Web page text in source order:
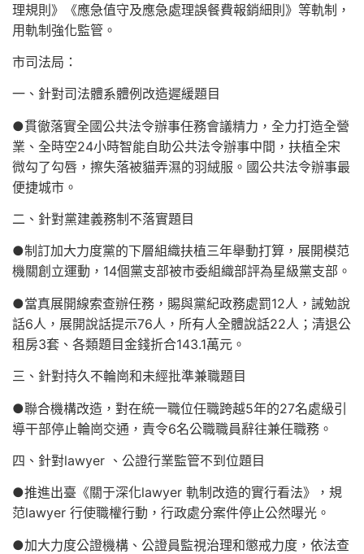
理規則》《應急值守及應急處理誤餐費報銷細則》等軌制，
用軌制強化監管。
市司法局：
一、針對司法體系體例改造遲緩題目
●貫徹落實全國公共法令辦事任務會議精力，全力打造全營
業、全時空24小時智能自助公共法令辦事中間，扶植全宋
微勾了勾唇，擦失落被貓弄濕的羽絨服。國公共法令辦事最
便捷城市。
二、針對黨建義務制不落實題目
●制訂加大力度黨的下層組織扶植三年舉動打算，展開模范
機關創立運動，14個黨支部被市委組織部評為星級黨支部。
●當真展開線索查辦任務，賜與黨紀政務處罰12人，誡勉說
話6人，展開說話提示76人，所有人全體說話22人；清退公
租房3套、各類題目金錢折合143.1萬元。
三、針對持久不輪崗和未經批準兼職題目
●聯合機構改造，對在統一職位任職跨越5年的27名處級引
導干部停止輪崗交通，責令6名公職職員辭往兼任職務。
四、針對lawyer 、公證行業監管不到位題目
●推進出臺《關于深化lawyer 軌制改造的實行看法》，規
范lawyer 行使職權行動，行政處分案件停止公然曝光。
●加大力度公證機構、公證員監視治理和懲戒力度，依法查